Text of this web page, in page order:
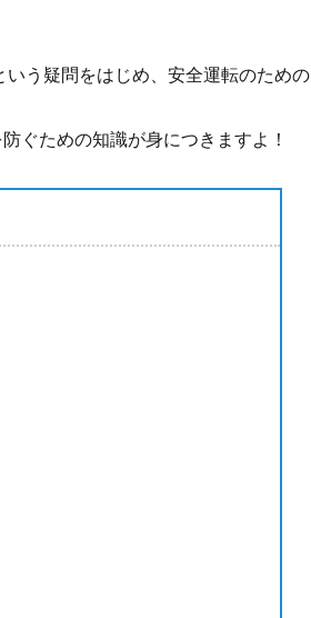
う疑問をはじめ、安全運転のための
ぐための知識が身につきますよ！